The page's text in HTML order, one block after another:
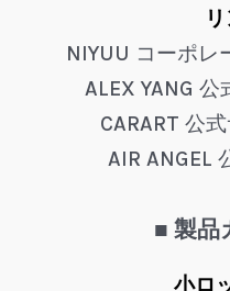
NIYUU コーポレ
ALEX YANG 公
CARART 公
AIR ANGEL
■ 製品
小ロ